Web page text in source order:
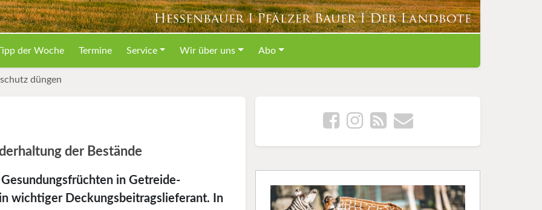
der Woche Termine Service Wir über uns Abo
düngen
der Bestände
in Getreide-
wichtiger Deckungsbeitragslieferant. In